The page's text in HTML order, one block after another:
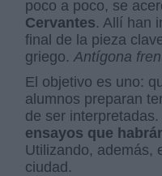
poco a poco, se
Cervantes. Allí han
final de la pieza
griego.Antígona
El objetivo es uno:
alumnos preparan
de ser
ensayos que
Utilizando, además,
ciudad.